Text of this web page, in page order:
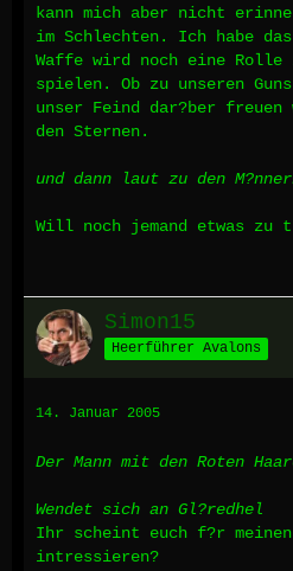
kann mich aber nicht
im Schlechten. Ich habe
Waffe wird noch eine Rolle
spielen. Ob zu unseren
unser Feind dar?ber
den Sternen.
und dann laut zu den
Will noch jemand etwas zu
Simon15
Heerführer Avalons
14. Januar 2005
Der Mann mit den Roten
Wendet sich an Gl?redhel
Ihr scheint euch f?r meinen
intressieren?